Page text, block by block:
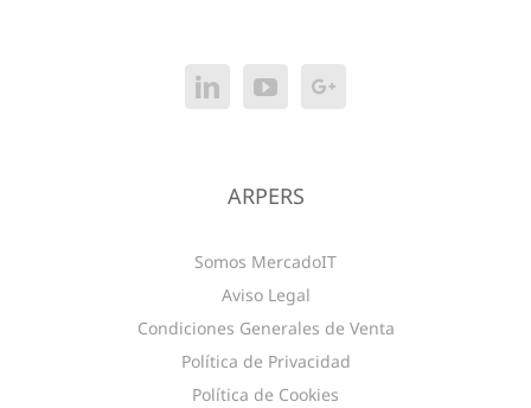
ARPERS
Somos MercadoIT
Aviso Legal
Condiciones Generales de Venta
Política de Privacidad
Política de Cookies